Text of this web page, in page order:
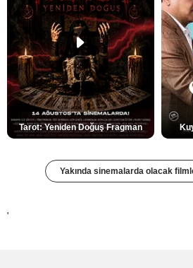
Tarot: Yeniden Doğuş Fragman
Yakında sinemalarda olacak
'